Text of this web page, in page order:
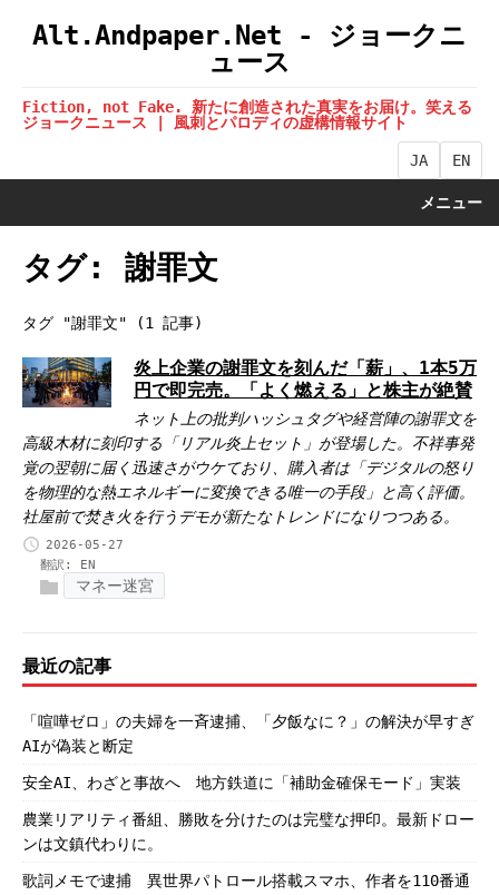
Alt.Andpaper.Net - ジョークニ
ュース
Fiction, not Fake. 新たに創造された真実をお届け。笑える
ジョークニュース | 風刺とパロディの虚構情報サイト
JA EN
メニュー
タグ: 謝罪文
タグ "謝罪文" (1 記事)
炎上企業の謝罪文を刻んだ「薪」、1本5万
円で即完売。「よく燃える」と株主が絶賛
ネット上の批判ハッシュタグや経営陣の謝罪文を
高級木材に刻印する「リアル炎上セット」が登場した。不祥事発
覚の翌朝に届く迅速さがウケており、購入者は「デジタルの怒り
を物理的な熱エネルギーに変換できる唯一の手段」と高く評価。
社屋前で焚き火を行うデモが新たなトレンドになりつつある。
2026-05-27
翻訳: EN
マネー迷宮
最近の記事
「喧嘩ゼロ」の夫婦を一斉逮捕、「夕飯なに？」の解決が早すぎ
AIが偽装と断定
安全AI、わざと事故へ 地方鉄道に「補助金確保モード」実装
農業リアリティ番組、勝敗を分けたのは完璧な押印。最新ドロー
ンは文鎮代わりに。
歌詞メモで逮捕 異世界パトロール搭載スマホ、作者を110番通